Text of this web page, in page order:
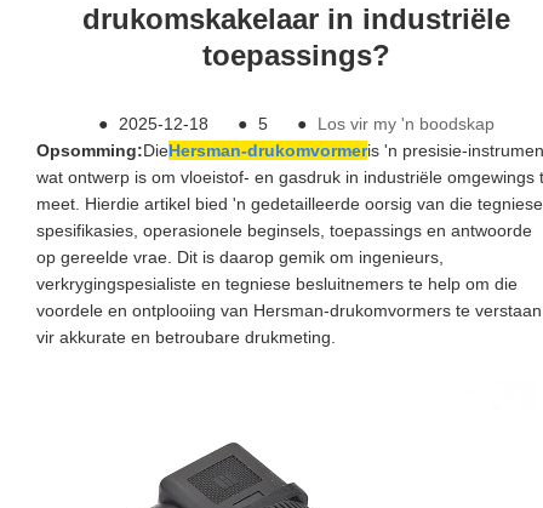
drukomskakelaar in industriële
toepassings?
● 2025-12-18 ● 5 ●
Los vir my 'n boodskap
Opsomming:DieHersman-drukomvormeris 'n presisie-
wat ontwerp is om vloeistof- en gasdruk in industriële omgewings
meet. Hierdie artikel bied 'n gedetailleerde oorsig van die tegniese
spesifikasies, operasionele beginsels, toepassings en antwoorde
op gereelde vrae. Dit is daarop gemik om ingenieurs,
verkrygingspesialiste en tegniese besluitnemers te help om die
voordele en ontplooiing van Hersman-drukomvormers te
vir akkurate en betroubare drukmeting.